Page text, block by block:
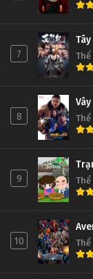
7
8
9
10